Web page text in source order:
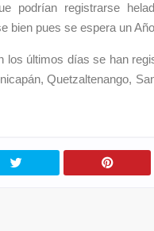
podrían registrarse
bien pues se espera un
los últimos días se han
Quetzaltenango,